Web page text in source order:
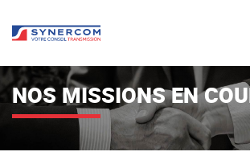
NOS MISSIONS EN